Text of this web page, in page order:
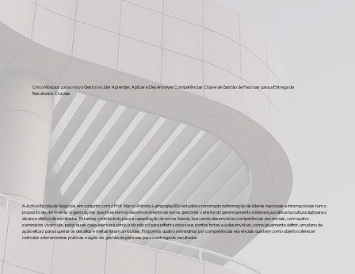
Cinco Módulos para o novo Gestor e Líder Aprender, Aplicar e Desenvolver Competências Chave de Gestão de Pessoas para a Entrega de
Resultados Cruciais
A Active Escola de Negócios em conjunto com o Prof. Marco Antonio Lampoglia,MSc estudioso renomado na formação de líderes nacionais e internacionais tem o
propósito de oferecer às organizações que investem no desenvolvimento de novos gestores o ensino do gerenciamento e liderança prática na cultura ágil para o
alcance efetivo de resultados. Estamos contribuindo para a capacitação de novos líderes, buscando desenvolver competências essenciais, com quatro
seminários vivenciais, pelos quais cada líder será conduzido não só para refletir sobre seus pontos fortes e a desenvolver, como igualmente definir, um plano de
ação eficaz para superar os desafios e metas foram atribuídas. Propomos quatro seminários por competências essenciais que tem como objetivo oferecer
métodos e ferramentas práticas e ágeis de gestão de pessoas para a entrega de resultados.